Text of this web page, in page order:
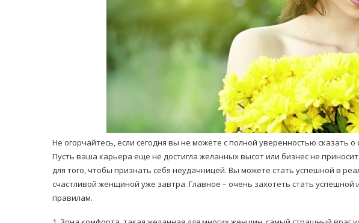
Не огорчайтесь, если сегодня вы не можете с полной уверенностью сказать
Пусть ваша карьера еще не достигла желанных высот или бизнес не
для того, чтобы признать себя неудачницей. Вы можете стать успешной в
счастливой женщиной уже завтра. Главное – очень захотеть стать успешной
правилам.
принимать
никакого кипятка
Лікарі назвали симптоми
коронавірусу в дітей
14/Бер/2020